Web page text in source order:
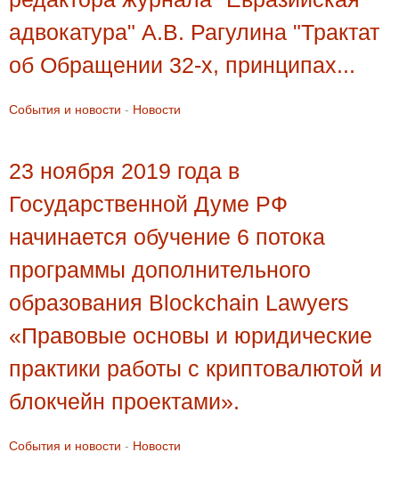
адвокатура" А.В. Рагулина "Трактат
об Обращении 32-х, принципах...
События и новости - Новости
23 ноября 2019 года в
Государственной Думе РФ
начинается обучение 6 потока
программы дополнительного
образования Blockchain Lawyers
«Правовые основы и юридические
практики работы с криптовалютой и
блокчейн проектами».
События и новости - Новости